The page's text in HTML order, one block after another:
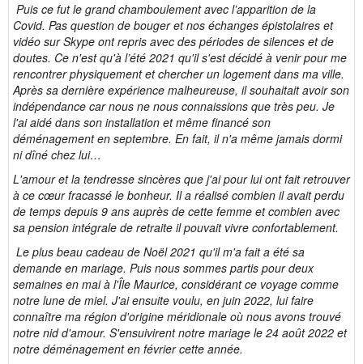
Puis ce fut le grand chamboulement avec l’apparition de la
Covid. Pas question de bouger et nos échanges épistolaires et
vidéo sur Skype ont repris avec des périodes de silences et de
doutes. Ce n'est qu'à l’été 2021 qu'il s'est décidé à venir pour me
rencontrer physiquement et chercher un logement dans ma ville.
Après sa dernière expérience malheureuse, il souhaitait avoir son
indépendance car nous ne nous connaissions que très peu. Je
l'ai aidé dans son installation et même financé son
déménagement en septembre. En fait, il n'a même jamais dormi
ni dîné chez lui…
L'amour et la tendresse sincères que j'ai pour lui ont fait retrouver
à ce cœur fracassé le bonheur. Il a réalisé combien il avait perdu
de temps depuis 9 ans auprès de cette femme et combien avec
sa pension intégrale de retraite il pouvait vivre confortablement.
Le plus beau cadeau de Noël 2021 qu'il m'a fait a été sa
demande en mariage. Puis nous sommes partis pour deux
semaines en mai à l'Île Maurice, considérant ce voyage comme
notre lune de miel. J'ai ensuite voulu, en juin 2022, lui faire
connaître ma région d'origine méridionale où nous avons trouvé
notre nid d'amour. S'ensuivirent notre mariage le 24 août 2022 et
notre déménagement en février cette année.